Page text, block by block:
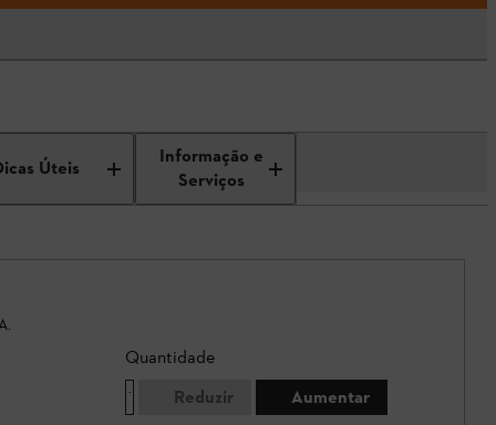
Úteis
Informação e
Serviços
Quantidade
Reduzir
Aumentar